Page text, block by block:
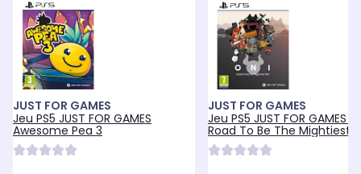
JUST FOR GAMES
Jeu PS5 JUST FOR GAMES
Awesome Pea 3
JUST FOR GAMES
Jeu PS5 JUST FOR GAMES
Road To Be The Mightiest